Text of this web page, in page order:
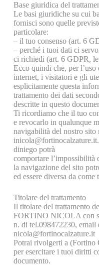
Base giuridica del
Le basi giuridiche su cui
fornisci sono quelle
particolare:
– il tuo consenso (art. 6
– perché i tuoi dati ci
ci richiedi (art. 6 GDPR,
Ecco quindi che, per
internet, i visitatori e gli
esplicitamente questa
trattamento dei dati
descritte in questo
Ti ricordiamo che il tuo
e revocarlo in qualunque
navigabilità del nostro sito
diniego potrà
comportare
la navigazione del sito
ed essere diversa da come
Titolare del trattamento
Il titolare del trattamento
FORTINO NICOLA con
n. di tel.098472230, email
nicola@fortinocalzature.it
Potrai rivolgerti a (Fortino
per esercitare i tuoi diritti
documento.